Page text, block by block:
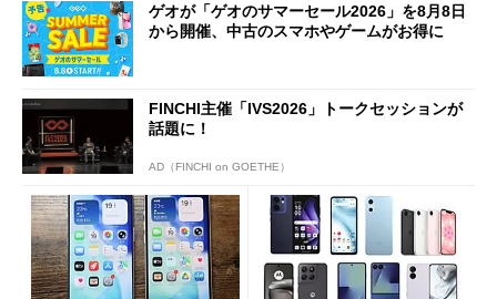
ゲオが「ゲオのサマーセール2026」を8月8日
から開催、中古のスマホやゲームがお得に
FINCHI主催「IVS2026」トークセッションが
話題に！
AD（FINCHI on GOETHE）